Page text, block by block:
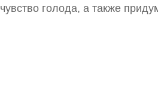
чувство голода, а также